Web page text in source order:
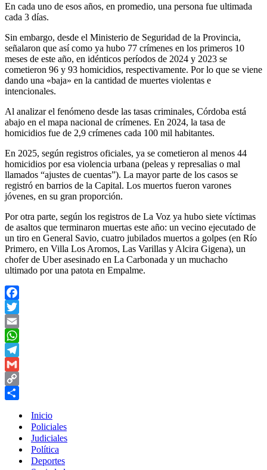
En cada uno de esos años, en promedio, una persona fue ultimada
cada 3 días.
Sin embargo, desde el Ministerio de Seguridad de la Provincia,
señalaron que así como ya hubo 77 crímenes en los primeros 10
meses de este año, en idénticos períodos de 2024 y 2023 se
cometieron 96 y 93 homicidios, respectivamente. Por lo que se viene
dando una «baja» en la cantidad de muertes violentas e
intencionales.
Al analizar el fenómeno desde las tasas criminales, Córdoba está
abajo en el mapa nacional de crímenes. En 2024, la tasa de
homicidios fue de 2,9 crímenes cada 100 mil habitantes.
En 2025, según registros oficiales, ya se cometieron al menos 44
homicidios por esa violencia urbana (peleas y represalias o mal
llamados “ajustes de cuentas”). La mayor parte de los casos se
registró en barrios de la Capital. Los muertos fueron varones
jóvenes, en su gran proporción.
Por otra parte, según los registros de La Voz ya hubo siete víctimas
de asaltos que terminaron muertas este año: un vecino ejecutado de
un tiro en General Savio, cuatro jubilados muertos a golpes (en Río
Primero, en Villa Los Aromos, Las Varillas y Alcira Gigena), un
chofer de Uber asesinado en La Carbonada y un muchacho
ultimado por una patota en Empalme.
Facebook
Twitter
Email
WhatsApp
Telegram
Gmail
Copy
Inicio
Policiales
Judiciales
Política
Deportes